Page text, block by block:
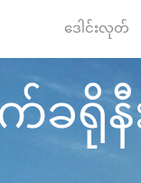
ဒေါင်းလုတ်
ခရိုနီ